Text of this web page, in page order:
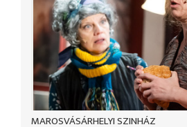
MAROSVÁSÁRHELYI SZINHÁZ